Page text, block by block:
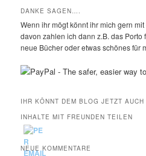
DANKE SAGEN….
Wenn ihr mögt könnt ihr mich gern
davon zahlen ich dann z.B. das Porto
neue Bücher oder etwas schönes für
IHR KÖNNT DEM BLOG JETZT
INHALTE MIT FREUNDEN TEILEN
NEUE KOMMENTARE